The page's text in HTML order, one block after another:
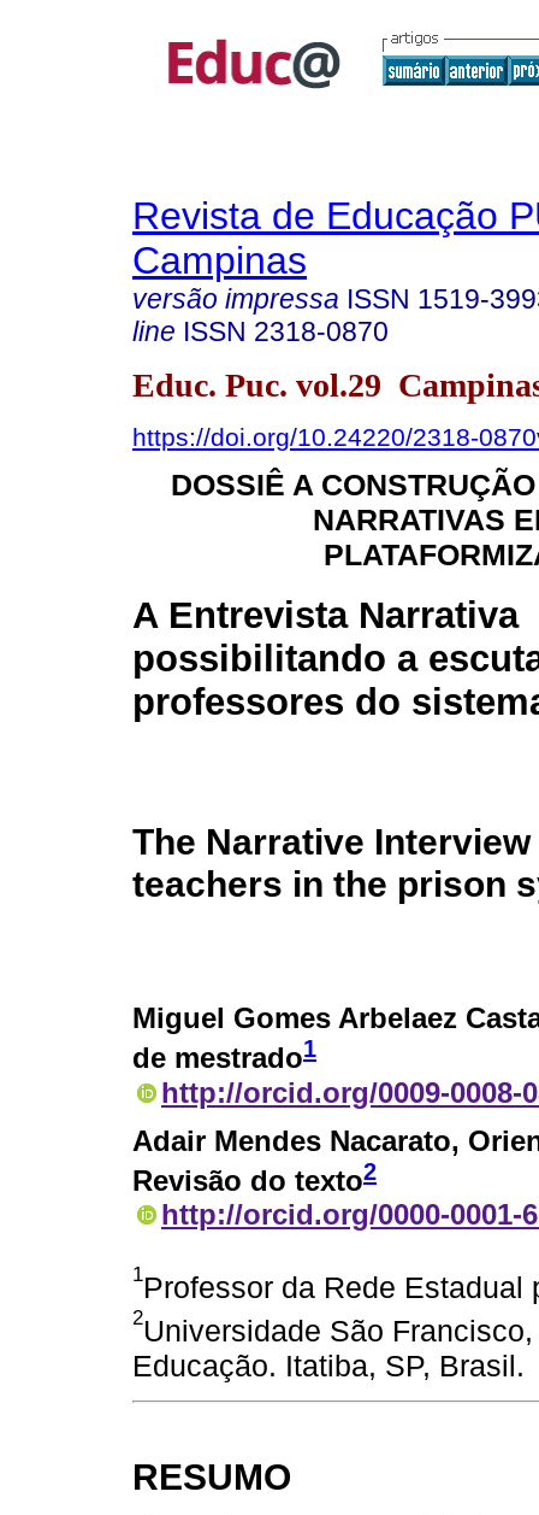
Revista de Educação
Campinas
versão impressa ISSN 1519-
line ISSN 2318-0870
Educ. Puc. vol.29
https://doi.org/10.24220/2318-
DOSSIÊ A
NARRATIVAS
A Entrevista Narrativa
possibilitando a
professores do
The Narrative
teachers in the prison
Miguel Gomes Arbelaez
de mestrado1
http://orcid.org/0009-0008-
Adair Mendes Nacarato,
Revisão do texto2
http://orcid.org/0000-0001-
1Professor da Rede
2Universidade São
Educação. Itatiba, SP, Brasil.
RESUMO